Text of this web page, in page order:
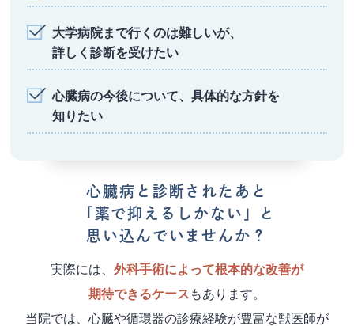
大学病院まで行くのは難しいが、
詳しく診断を受けたい
心臓病の今後について、具体的な方針を
知りたい
心臓病と診断されたあと
「薬で抑えるしかない」と
思い込んでいませんか？
実際には、 外科手術によって根本的な改善が
期待できるケースもあります。
当院では、心臓や循環器の診療経験が豊富な獣医師が